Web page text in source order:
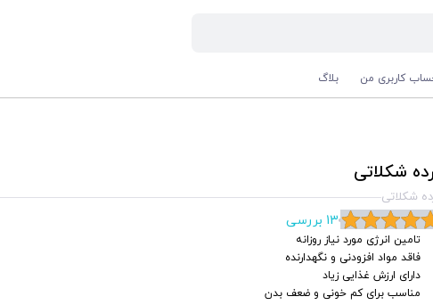
کاربری من بلاگ
شکلاتی
شکلاتی
13 بررسی
تامین انرژی مورد نیاز روزانه
فاقد مواد افزودنی و نگهدارنده
دارای ارزش غذایی زیاد
مناسب برای کم خونی و ضعف بدن